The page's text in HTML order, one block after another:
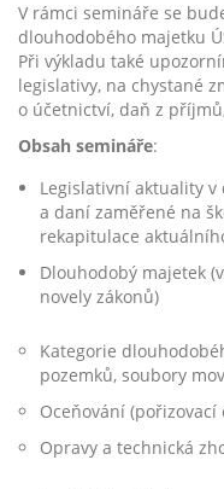
V rámci semináře se
dlouhodobého majetku
Při výkladu také
legislativy, na chystané
o účetnictví, daň z
Obsah semináře:
Legislativní aktuality
a daní zaměřené na
rekapitulace
Dlouhodobý majetek
novely zákonů)
Kategorie
pozemků, soubory
Oceňování
Opravy a technická